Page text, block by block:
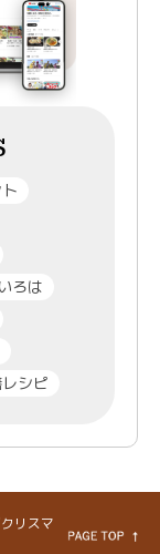
ろは
シピ
リスマ